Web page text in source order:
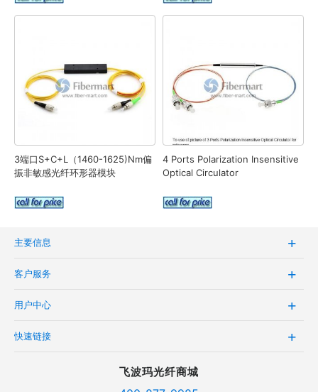
3端口S+C+L（1460-1625)nm偏
振非敏感光纤环形器模块
4 Ports Polarization Insensitive
Optical Circulator
主要信息
客户服务
用户中心
快速链接
飞波玛光纤商城